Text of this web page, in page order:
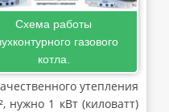
Схема работы
газового
котла.
утепления
нужно 1 кВт (киловатт)